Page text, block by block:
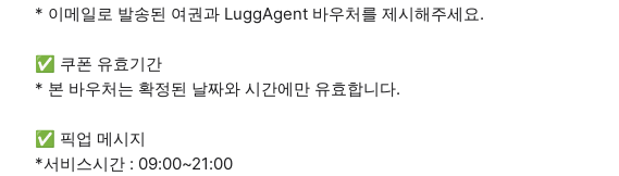
* 이메일로 발송된 여권과 LuggAgent 바우처를 제시해주세요.
✅ 쿠폰 유효기간
* 본 바우처는 확정된 날짜와 시간에만 유효합니다.
✅ 픽업 메시지
*서비스시간 : 09:00~21:00